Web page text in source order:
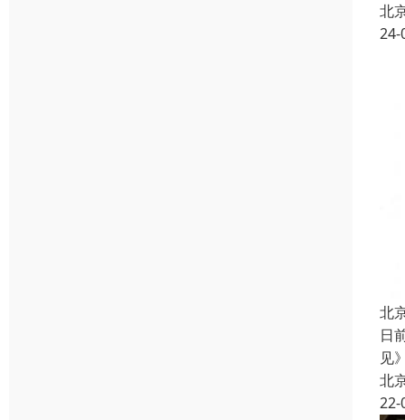
北
24-
北
日
见
北
22-